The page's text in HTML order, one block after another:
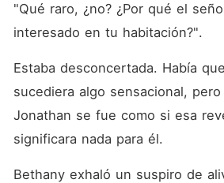
"Qué raro, ¿no? ¿Por qué el
interesado en tu habitación?".
Estaba desconcertada. Había
sucediera algo sensacional,
Jonathan se fue como si esa
significara nada para él.
Bethany exhaló un suspiro de